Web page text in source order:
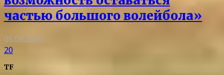
частью большого волейбола»
05.08.2026
20
TF